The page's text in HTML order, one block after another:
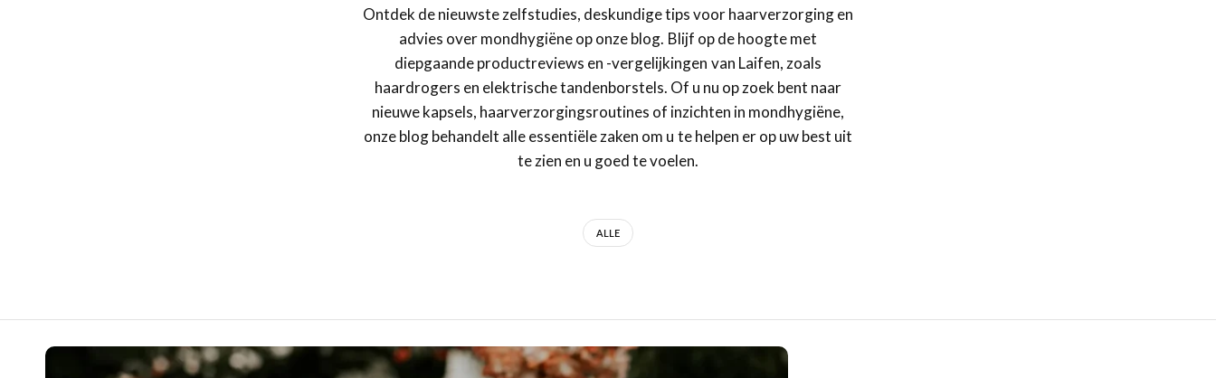
Ontdek de nieuwste zelfstudies, deskundige tips voor haarverzorging en
advies over mondhygiëne op onze blog. Blijf op de hoogte met
diepgaande productreviews en -vergelijkingen van Laifen, zoals
haardrogers en elektrische tandenborstels. Of u nu op zoek bent naar
nieuwe kapsels, haarverzorgingsroutines of inzichten in mondhygiëne,
onze blog behandelt alle essentiële zaken om u te helpen er op uw best uit
te zien en u goed te voelen.
ALLE